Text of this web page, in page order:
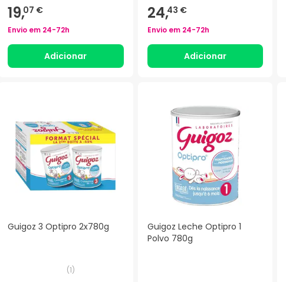
19,07 €
Envio em 24-72h
Adicionar
24,43 €
Envio em 24-72h
Adicionar
Guigoz 3 Optipro 2x780g
(1)
Guigoz Leche Optipro 1
Polvo 780g